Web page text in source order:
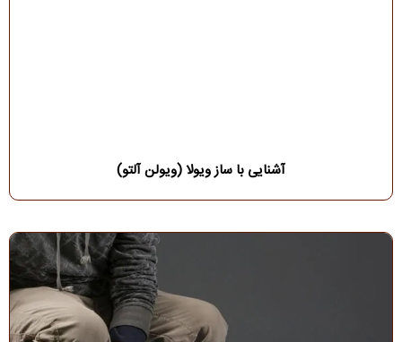
آشنایی با ساز ویولا (ویولن آلتو)